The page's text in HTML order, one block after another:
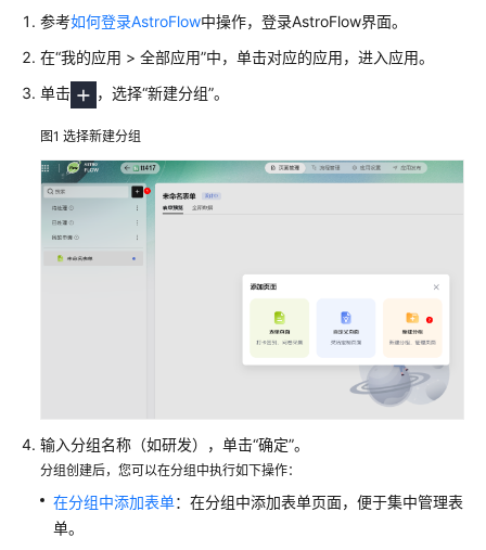
计
说
快
速
入
门
AstroFlow
使
用
程
参考如何登录AstroFlow中操作，登录AstroFlow界面。
在“我的应用 > 全部应用”中，单击对应的应用，进入应用。
单击
，选择“新建分组”。
图1 选择新建分组
输入分组名称（如研发），单击“确定”。
分组创建后，您可以在分组中执行如下操作：
在分组中添加表单：在分组中添加表单页面，便于集中管理表
单。